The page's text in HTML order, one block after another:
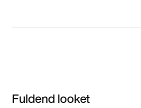
Fuldend looket